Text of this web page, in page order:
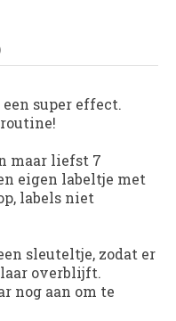
super effect.
maar liefst 7
eigen labeltje met
labels niet
sleuteltje, zodat er
overblijft.
nog aan om te